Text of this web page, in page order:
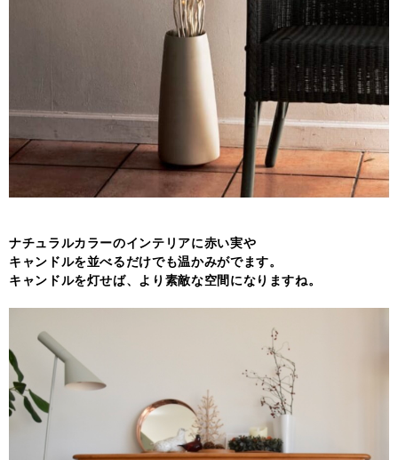
ナチュラルカラーのインテリアに赤い実や
キャンドルを並べるだけでも温かみがでます。
キャンドルを灯せば、より素敵な空間になりますね。